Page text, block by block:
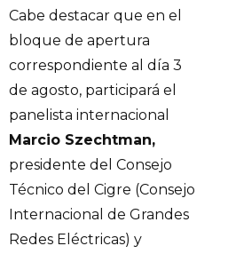
Cabe destacar que en el
bloque de apertura
correspondiente al día 3
de agosto, participará el
panelista internacional
Marcio Szechtman,
presidente del Consejo
Técnico del Cigre (Consejo
Internacional de Grandes
Redes Eléctricas) y